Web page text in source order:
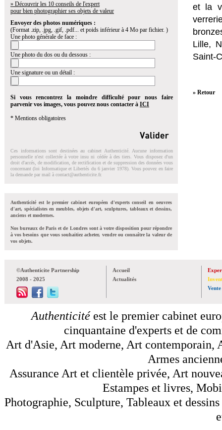
» Découvrir les 10 conseils de l'expert
pour bien photographier ses objets de valeur
Envoyer des photos numériques :
(Format .zip, .jpg, .gif, .pdf... et poids inférieur à 4 Mo par fichier. )
Une photo générale de face :
Une photo du dos ou du dessous :
Une signature ou un détail :
Si vous rencontrez la moindre difficulté pour nous faire
parvenir vos images, vous pouvez nous contacter à ICI
* Mentions obligatoires
Ces informations sont destinées au cabinet Authenticité. Aucune information
personnelle n'est collectée à votre insu ni cédée à des tiers. Vous disposez d'un
droit d'accés, de modification, de rectification et de suppression des données vous
concernant (loi Informatique et Libertés du 6 janvier 1978). Vous pouvez en faire
la demande par mail à contact@authenticite.fr.
Authenticité est le premier cabinet européen d'experts conseil en oeuvres
d'art, spécialistes en meubles, objets d'art, sculptures, tableaux et dessins,
anciens et modernes.
Nos bureaux de Paris et de Londres sont à votre disposition pour répondre
à vos besoins que vous souhaitiez acheter, vendre ou connaître la valeur de
vos objets.
et la
Lille,
Saint-
» Retour
©Authenticite Partnership
2008 - 2025
Accueil
Actualités
Vente
Authenticitéest le premier cabinet
cinquantaine d'experts et de
Art d'Asie, Art moderne, Art contemporain,
Armes
Assurance Art et clientèle privée, Art
Estampes et livres,
Photographie, Sculpture, Tableaux et